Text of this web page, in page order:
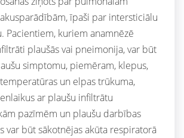
īpaši par intersticiālu
Pacientiem, kuriem anamnēzē
plaušās vai pneimonija, var būt
simptomu, piemēram, klepus,
un elpas trūkuma,
ar plaušu infiltrātu
pazīmēm un plaušu darbības
var būt sākotnējas akūta respiratorā